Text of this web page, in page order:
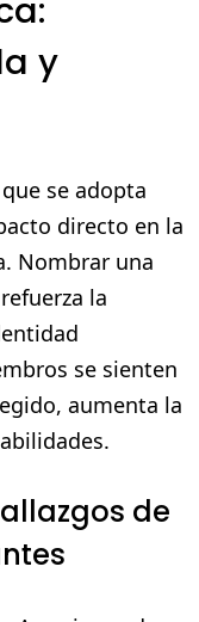
y
se adopta
directo en la
Nombrar una
la
se sienten
aumenta la
de